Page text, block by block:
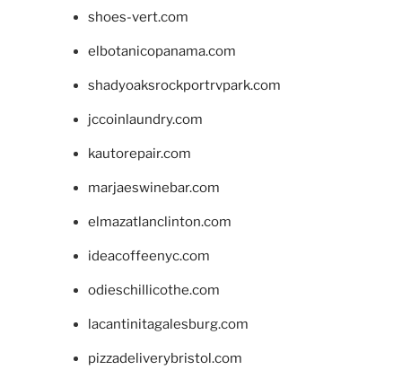
shoes-vert.com
elbotanicopanama.com
shadyoaksrockportrvpark.com
jccoinlaundry.com
kautorepair.com
marjaeswinebar.com
elmazatlanclinton.com
ideacoffeenyc.com
odieschillicothe.com
lacantinitagalesburg.com
pizzadeliverybristol.com